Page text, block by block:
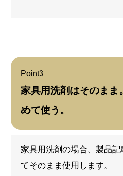
Point3
家具用洗剤はそのまま
めて使う。
家具用洗剤の場合、製品
てそのまま使用します。